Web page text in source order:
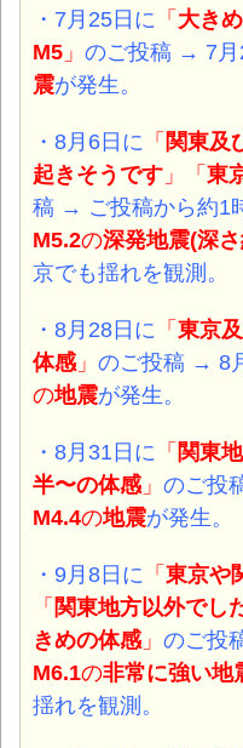
・7月25日 に 「 大き
M5 」 のご投稿 → 7月
震が発生。
・8月6日 に 「 関東及
起きそうです 」 「 東
稿 → ご投稿から約1
M5.2の深発地震(深
京でも揺れを観測。
・8月28日 に 「 東京
体感 」 のご投稿 → 8
の地震が発生。
・8月31日 に 「 関東
半〜の体感 」 のご投
M4.4の地震が発生。
・9月8日 に 「 東京や
「 関東地方以外でし
きめの体感 」 のご投
M6.1の非常に強い地
揺れを観測。